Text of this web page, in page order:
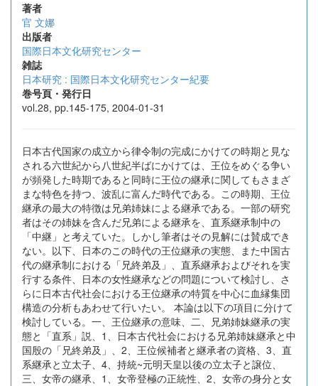
著者
官 文娜
出版者
国際日本文化研究センター
雑誌
日本研究 : 国際日本文化研究センター紀要
巻号頁・発行日
vol.28, pp.145-175, 2004-01-31
日本古代国家の成立から律令制の完成にかけての時期と見な
される六世紀から八世紀半ばにかけては、王位をめぐる争い
が頻発した時期であると同時に王位の継承に関してもさまざ
まな特色を持つ、波乱に富んだ時代である。この時期、王位
継承の最大の特徴は兄弟姉妹による継承である。一部の研究
者はその姉妹を含んだ兄弟による継承を、直系継承制中の
「中継」と考えていた。しかし筆者はその見解には賛成でき
ない。以下、日本のこの時代の王位継承の実態、また中国古
代の継承制における「兄終弟及」、直系継承およびそれを実
行する条件、日本の女性継承などの問題について検討し、さ
らに日本古代社会における王位継承の特質を中心に血縁集団
構造の分析もあわせて行いたい。 本論は以下の項目に分けて
検討している。一、王位継承の意味、二、兄弟姉妹継承の実
態と「直系」説、1、日本古代社会における兄弟姉妹継承と中
国殷の「兄終弟及」、2、王位候補者と継承者の資格、3、直
系継承と立太子、4、持統~元明天皇以後の立太子と譲位、
三、女帝の継承、1、女帝登極の正統性、2、女帝の身分と女